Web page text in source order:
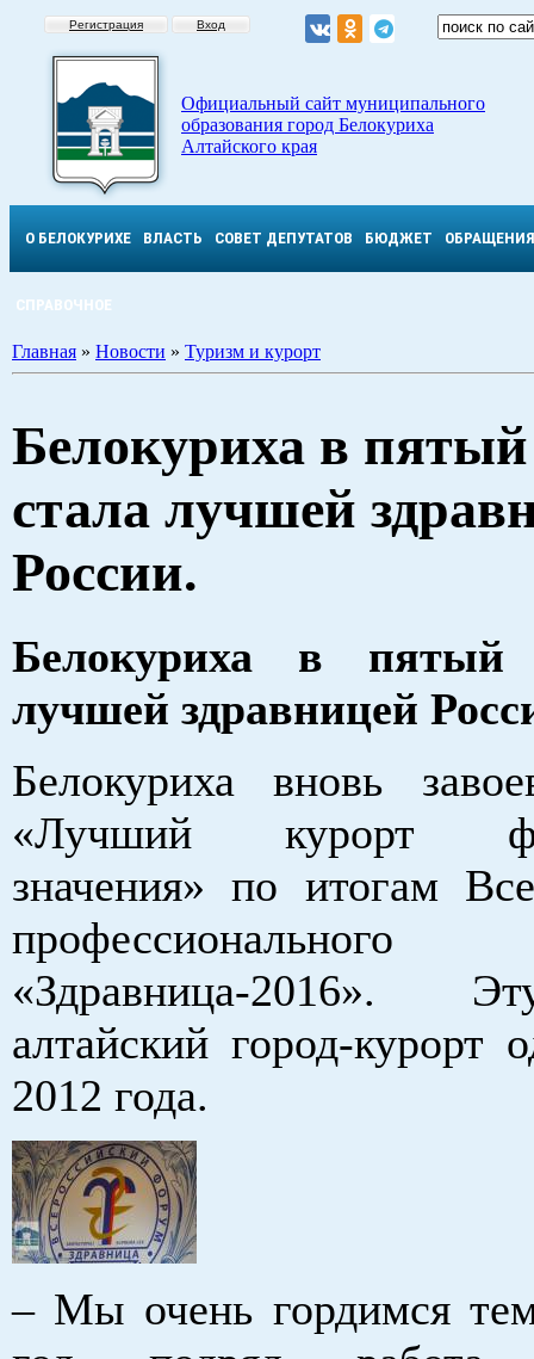
Регистрация Вход
Официальный сайт муниципального
образования город Белокуриха
Алтайского края
О БЕЛОКУРИХЕ ВЛАСТЬ СОВЕТ ДЕПУТАТОВ БЮДЖЕТ ОБРАЩЕНИЯ
СПРАВОЧНОЕ
Главная » Новости » Туризм и курорт
Белокуриха в пятый
стала лучшей
России.
Белокуриха в пятый
лучшей здравницей
Белокуриха вновь
«Лучший курорт
значения» по итогам
«Здравница-2016».
алтайский город-курорт
2012 года.
– Мы очень гордимся